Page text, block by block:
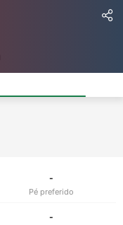
-
Pé preferido
-